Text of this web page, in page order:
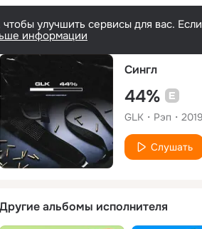
улучшить сервисы для вас.
информации
Сингл
44%
GLK Рэп 2019
Слушать
Другие альбомы исполнителя